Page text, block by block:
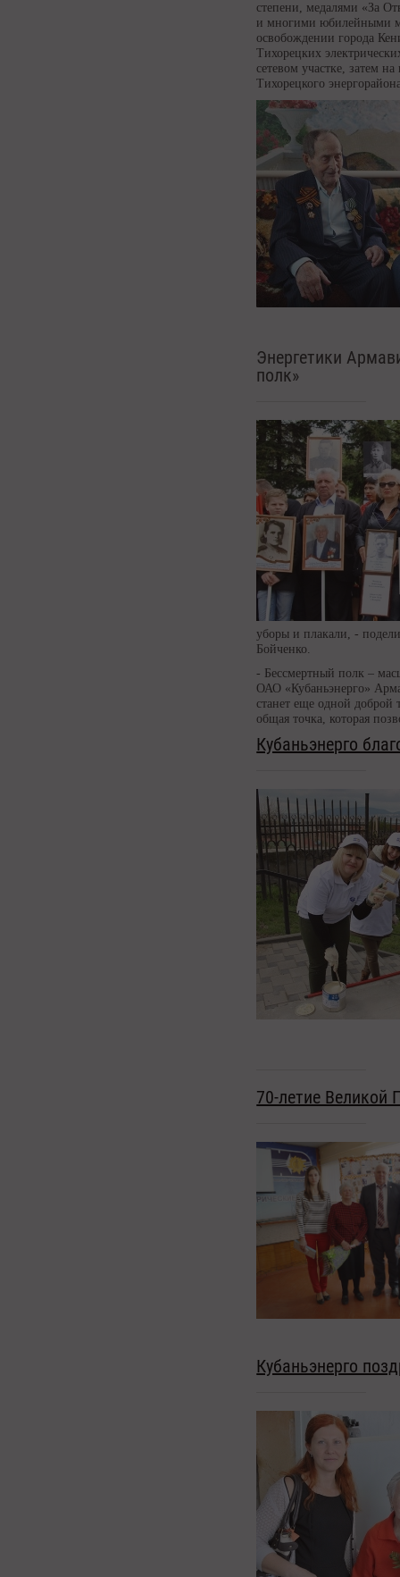
степени, медалями «За
и многими юбилейными
освобождении города
Тихорецких
сетевом участке, затем
Тихорецкого
Энергетики
полк»
уборы и плакали, -
Бойченко.
- Бессмертный полк –
ОАО «Кубаньэнерго»
станет еще одной доброй
общая точка, которая
Кубаньэнерго
70-летие Великой
Кубаньэнерго